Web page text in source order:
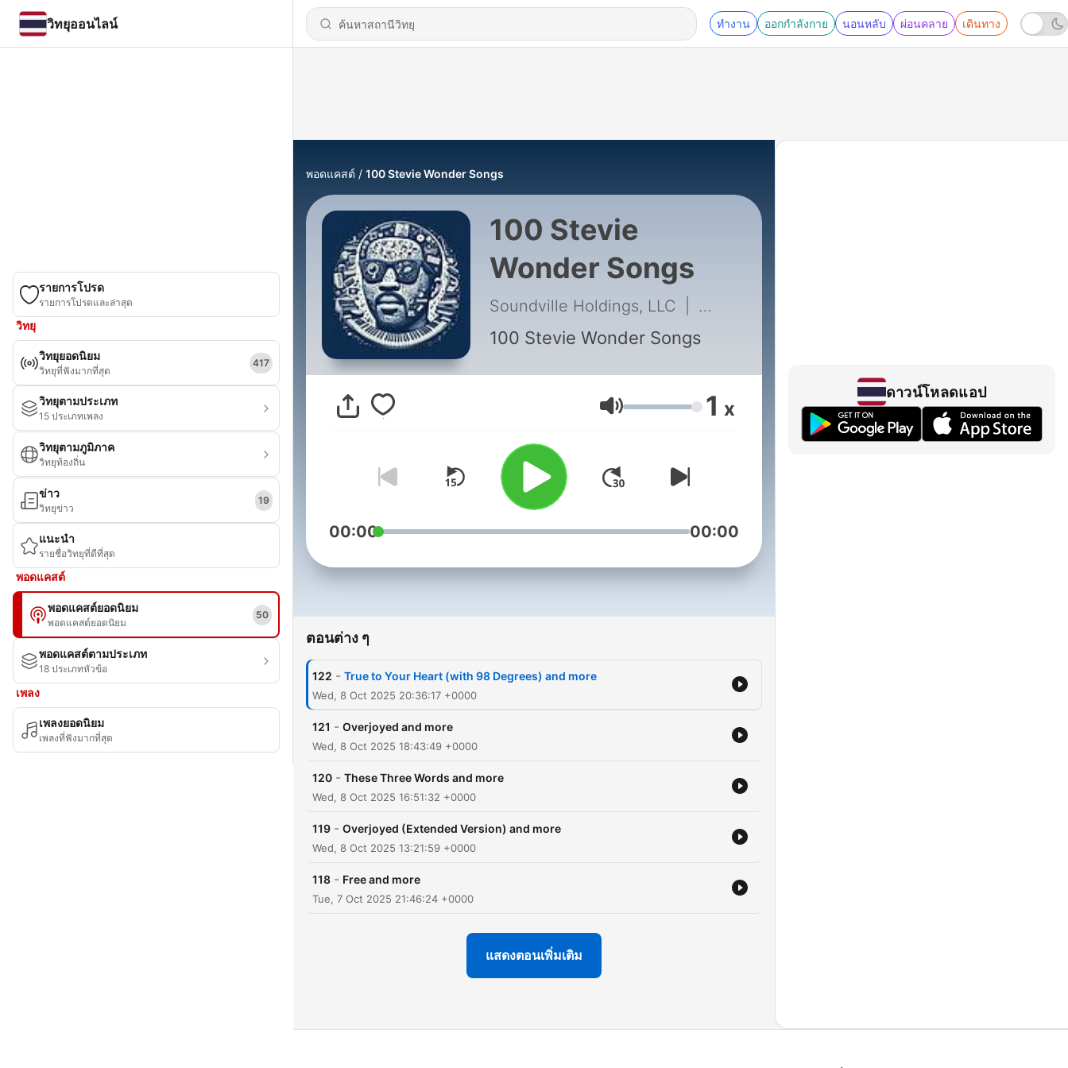
วิทยุออนไลน์ ทำงาน ออกกำลังกาย นอนหลับ ผ่อนคลาย เดินทาง
รายการโปรด
รายการโปรดและล่าสุด
วิทยุ
วิทยุยอดนิยม
วิทยุที่ฟังมากที่สุด
417
วิทยุตามประเภท
15 ประเภทเพลง
วิทยุตามภูมิภาค
วิทยุท้องถิ่น
ข่าว
วิทยุข่าว
19
แนะนำ
รายชื่อวิทยุที่ดีที่สุด
พอดแคสต์
พอดแคสต์ยอดนิยม
พอดแคสต์ยอดนิยม
50
พอดแคสต์ตามประเภท
18 ประเภทหัวข้อ
เพลง
เพลงยอดนิยม
เพลงที่ฟังมากที่สุด
พอดแคสต์ 100 Stevie Wonder Songs
100 Stevie
Wonder Songs
Soundville Holdings, LLC 122 - True to Your Heart (with 98 Degrees) and
100 Stevie Wonder Songs
ระดับเสียง 1 x
00:00 00:00
ตอนต่าง ๆ
122 - True to Your Heart (with 98 Degrees) and more
Wed, 8 Oct 2025 20:36:17 +0000
121 - Overjoyed and more
Wed, 8 Oct 2025 18:43:49 +0000
120 - These Three Words and more
Wed, 8 Oct 2025 16:51:32 +0000
119 - Overjoyed (Extended Version) and more
Wed, 8 Oct 2025 13:21:59 +0000
118 - Free and more
Tue, 7 Oct 2025 21:46:24 +0000
แสดงตอนเพิ่มเติม
ดาวน์โหลดแอป